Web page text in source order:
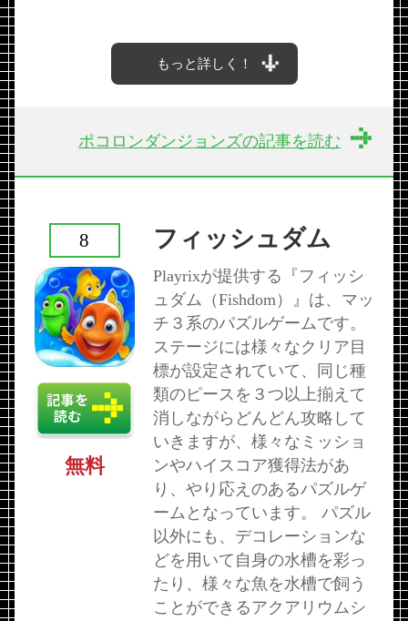
もっと詳しく！
ポコロンダンジョンズの記事を読む
フィッシュダム
Playrixが提供する『フィッシ
ュダム（Fishdom）』は、マッ
チ３系のパズルゲームです。
ステージには様々なクリア目
標が設定されていて、同じ種
類のピースを３つ以上揃えて
消しながらどんどん攻略して
いきますが、様々なミッショ
ンやハイスコア獲得法があ
り、やり応えのあるパズルゲ
ームとなっています。 パズル
以外にも、デコレーションな
どを用いて自身の水槽を彩っ
たり、様々な魚を水槽で飼う
ことができるアクアリウムシ
8
無料